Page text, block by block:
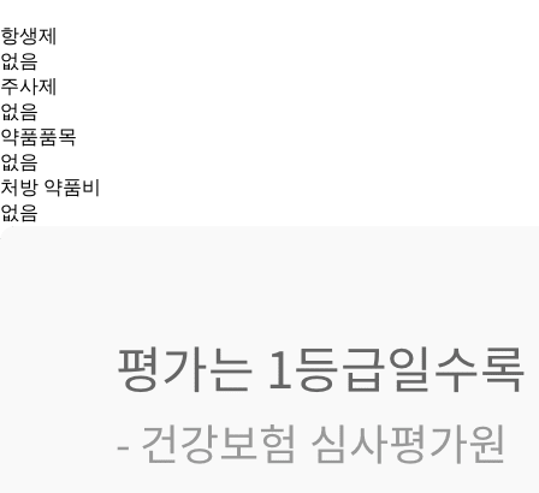
항생제
없음
주사제
없음
약품품목
없음
처방 약품비
없음